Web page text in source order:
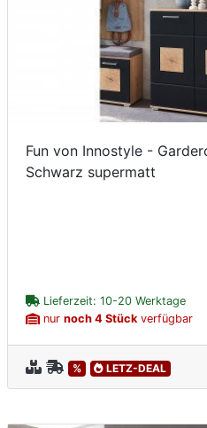
Fun von Innostyle -
Schwarz supermatt
Lieferzeit: 10-20 Werktage
nur noch 4 Stückverfügbar
% LETZ-DEAL